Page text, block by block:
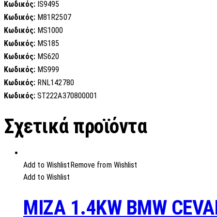
Κωδικός: IS9495
Κωδικός: M81R2507
Κωδικός: MS1000
Κωδικός: MS185
Κωδικός: MS620
Κωδικός: MS999
Κωδικός: RNL142780
Κωδικός: ST222A370800001
Σχετικά προϊόντα
Add to Wishlist Remove from Wishlist
Add to Wishlist
MIZA 1.4KW BMW